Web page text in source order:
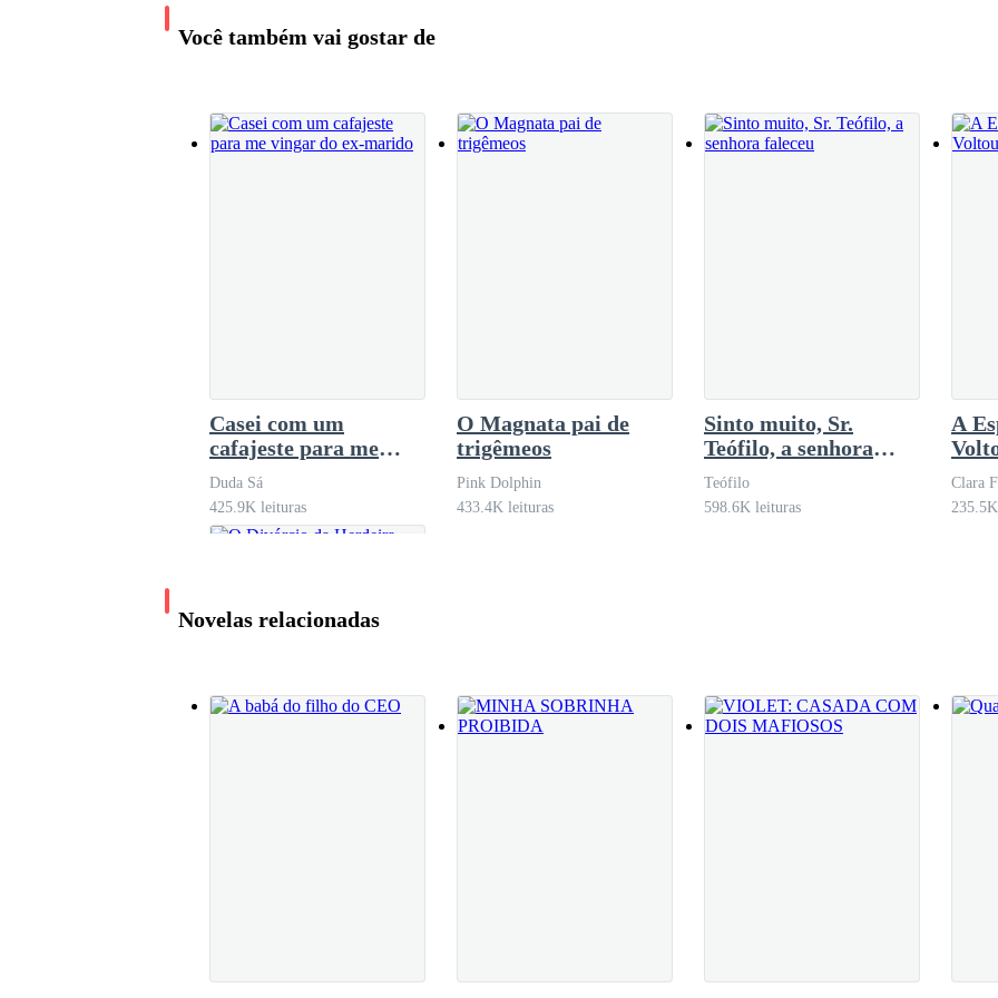
provas, eu fiquei na cama esperando eles voltarem, mas não aconteceu e acabei dormindo.
Você também vai gostar de
Casei com um
cafajeste para me
vingar do ex-marido
Duda Sá
425.9K leituras
O Magnata pai de
trigêmeos
Pink Dolphin
433.4K leituras
Sinto muito, Sr.
Teófilo, a senhora
faleceu
Teófilo
598.6K leituras
A
Clara
Novelas relacionadas